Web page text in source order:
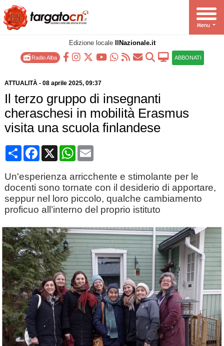
Edizione locale IlNazionale.it
Radio Alba ABBONATI
ATTUALITÀ- 08 aprile 2025, 09:37
Il terzo gruppo di insegnanti
cheraschesi in mobilità Erasmus
visita una scuola finlandese
CondividiFacebook
X WhatsApp
Email
Un'esperienza arricchente e stimolante per le
docenti sono tornate con il desiderio di apportare,
seppur nel loro piccolo, qualche cambiamento
proficuo all’interno del proprio istituto